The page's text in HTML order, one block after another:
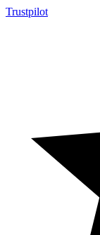
Trustpilot